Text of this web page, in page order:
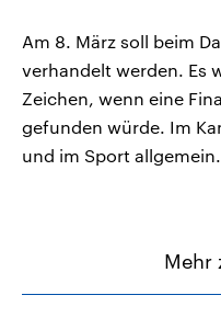
Am 8. März soll beim
verhandelt werden. Es
Zeichen, wenn eine
gefunden würde. Im
und im Sport allgemein.
Mehr